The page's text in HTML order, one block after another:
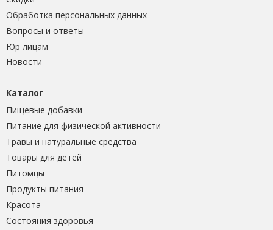
Обработка персональных данных
Вопросы и ответы
Юр лицам
Новости
Каталог
Пищевые добавки
Питание для физической активности
Травы и натуральные средства
Товары для детей
Питомцы
Продукты питания
Красота
Состояния здоровья